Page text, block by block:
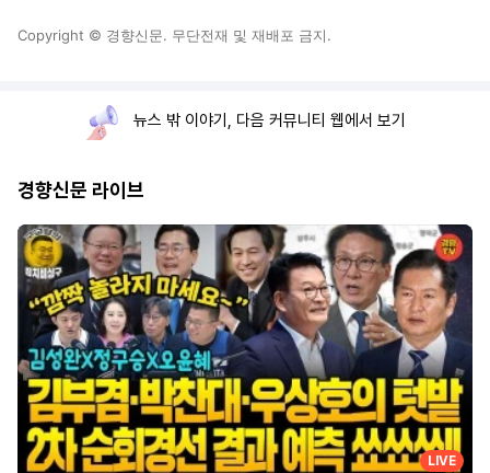
Copyright © 경향신문. 무단전재 및 재배포 금지.
뉴스 밖 이야기, 다음 커뮤니티 웹에서 보기
경향신문 라이브
LIVE